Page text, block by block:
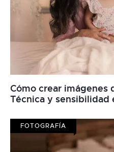
Cómo crear imágenes
Técnica y sensibilidad
FOTOGRAFÍA